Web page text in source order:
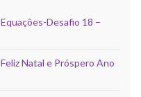
Equações-Desafio 18 –
Feliz Natal e Próspero Ano